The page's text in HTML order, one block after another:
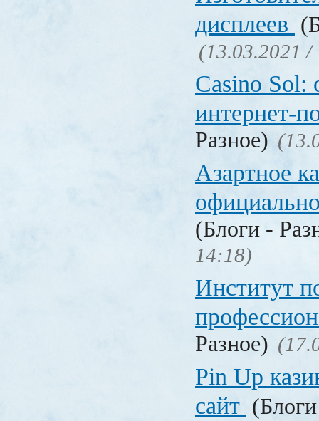
дисплеев
(13.03.2021 /
Casino Sol:
интернет-
Разное)
Азартное
(Блоги -
14:18)
Институт
Разное)
Pin Up
сайт